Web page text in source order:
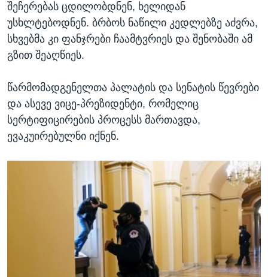
შეჩერებას ცდილობდნენ, ხელიდან
უსხლტებოდნენ. ბრბოს ნაწილი კედლებზე აძვრა,
სხვებმა კი ფანჯრები ჩაამტვრიეს და შენობაში ამ
გზით შეაღწიეს.
წარმომადგენელთა პალატის და სენატის წევრები
და ასევე ვიცე-პრეზიდენტი, რომელიც
სერტიფიცირების პროცესს მართავდა,
ევაკუირებულნი იქნენ.